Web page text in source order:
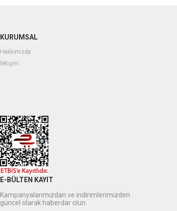
KURUMSAL
Hakkımızda
İletişim
E-BÜLTEN KAYIT
Kampanyalarımızdan ve indirimlerimizden
güncel olarak haberdar olun.